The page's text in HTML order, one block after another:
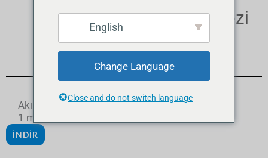
Ana sayfa/indirme merkezi
İndirme merkezi
Akıllı otomatik transfer anahtarı JGAT3-
1 manuel
İNDIR
English
Change Language
Close and do not switch language